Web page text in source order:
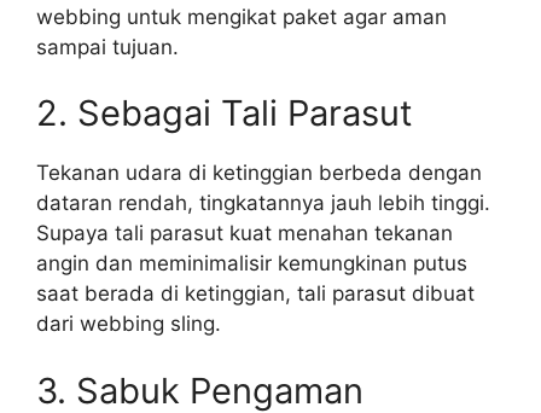
webbing untuk mengikat paket agar aman
sampai tujuan.
2. Sebagai Tali Parasut
Tekanan udara di ketinggian berbeda dengan
dataran rendah, tingkatannya jauh lebih tinggi.
Supaya tali parasut kuat menahan tekanan
angin dan meminimalisir kemungkinan putus
saat berada di ketinggian, tali parasut dibuat
dari webbing sling.
3. Sabuk Pengaman